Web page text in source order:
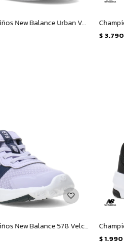
Championes de Niños New Balance Urban Velcro - Negro - Blanco
$ 3.790
Championes de Niños New Balance 578 Velcro Infantil - Lila - Azul Marino
$ 1.990